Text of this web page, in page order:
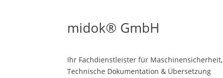
midok® GmbH
Ihr Fachdienstleister für Maschinen­sicherheit,
Technische Dokumentation & Übersetzung